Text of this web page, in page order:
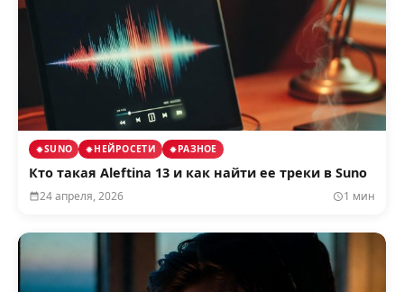
SUNO НЕЙРОСЕТИ РАЗНОЕ
Кто такая Aleftina 13 и как найти ее треки в Suno
24 апреля, 2026 1 мин